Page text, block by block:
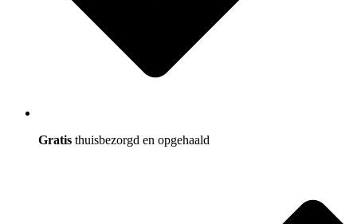
Gratis thuisbezorgd en opgehaald